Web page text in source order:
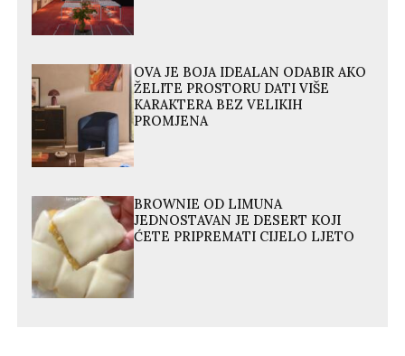
OVA JE BOJA IDEALAN ODABIR AKO
ŽELITE PROSTORU DATI VIŠE
KARAKTERA BEZ VELIKIH
PROMJENA
BROWNIE OD LIMUNA
JEDNOSTAVAN JE DESERT KOJI
ĆETE PRIPREMATI CIJELO LJETO